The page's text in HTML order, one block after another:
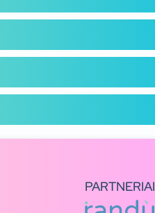
PARTNERIAI